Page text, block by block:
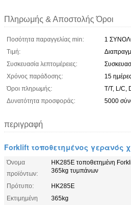
Πληρωμής & Αποστολής Όροι
Ποσότητα παραγγελίας min:
1
Τιμή:
Συσκευασία λεπτομέρειες:
Χρόνος παράδοσης:
15 ημέρες
Όροι πληρωμής:
T/T, L/C,
Δυνατότητα προσφοράς:
5000
περιγραφή
Forklift τοποθετημένος γερανός
Όνομα
προϊόντων:
HK285E τοποθετημένη
365kg τυμπάνων
Πρότυπο:
HK285E
Εκτιμημένη
365kg